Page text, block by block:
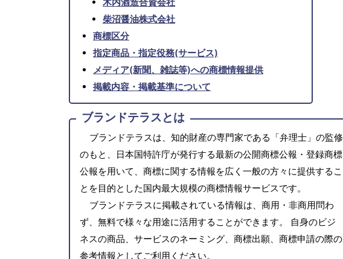
柴沼醤油株式会社
商標区分
指定商品・指定役務(サービス)
メディア(新聞、雑誌等)への商標情報提供
掲載内容・掲載基準について
ブランドテラスとは
ブランドテラスは、知的財産の専門家である「弁理士」の監修
のもと、日本国特許庁が発行する最新の公開商標公報・登録商標
公報を用いて、商標に関する情報を広く一般の方々に提供するこ
とを目的とした国内最大規模の商標情報サービスです。
ブランドテラスに掲載されている情報は、商用・非商用問わ
ず、無料で様々な用途に活用することができます。 自身のビジ
ネスの商品、サービスのネーミング、商標出願、商標申請の際の
参考情報としてご利用ください。